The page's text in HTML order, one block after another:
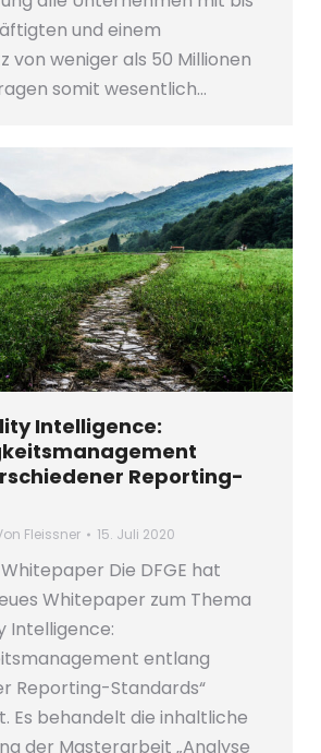
und einem
von weniger als 50 Millionen
somit wesentlich…
Intelligence:
Reporting-
Fleissner 15. Juli 2020
Die DFGE hat
Whitepaper zum Thema
Intelligence:
entlang
Reporting-Standards“
Es behandelt die inhaltliche
der Masterarbeit „Analyse